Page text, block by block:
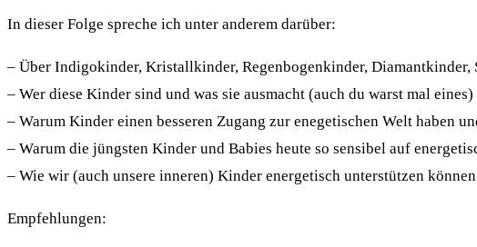
In dieser Folge spreche ich unter anderem darüber:
– Über Indigokinder, Kristallkinder, Regenbogenkinder, Diamantkinder,
– Wer diese Kinder sind und was sie ausmacht (auch du warst mal eines)
– Warum Kinder einen besseren Zugang zur enegetischen Welt haben
– Warum die jüngsten Kinder und Babies heute so sensibel auf
– Wie wir (auch unsere inneren) Kinder energetisch unterstützen können
Empfehlungen: